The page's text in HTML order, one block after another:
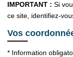
IMPORTANT : Si
ce site, identifiez-
Vos
* Information